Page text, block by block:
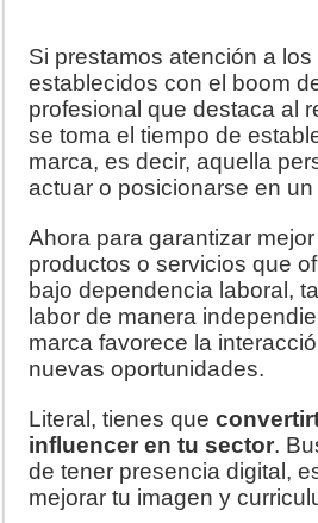
Si prestamos atención a
establecidos con el boom
profesional que destaca al
se toma el tiempo de
marca, es decir, aquella
actuar o posicionarse en
Ahora para garantizar
productos o servicios que
bajo dependencia laboral,
labor de manera
marca favorece la
nuevas oportunidades.
Literal, tienes que
influencer en tu sector.
de tener presencia digital,
mejorar tu imagen y